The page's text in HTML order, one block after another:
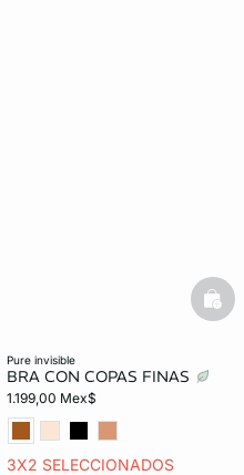
pure invisible
BRA CON COPAS FINAS
1.199,00 Mex$
3X2 SELECCIONADOS